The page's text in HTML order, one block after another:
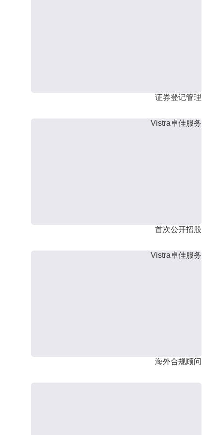
证券登记管理
Vistra卓佳服务
首次公开招股
Vistra卓佳服务
海外合规顾问